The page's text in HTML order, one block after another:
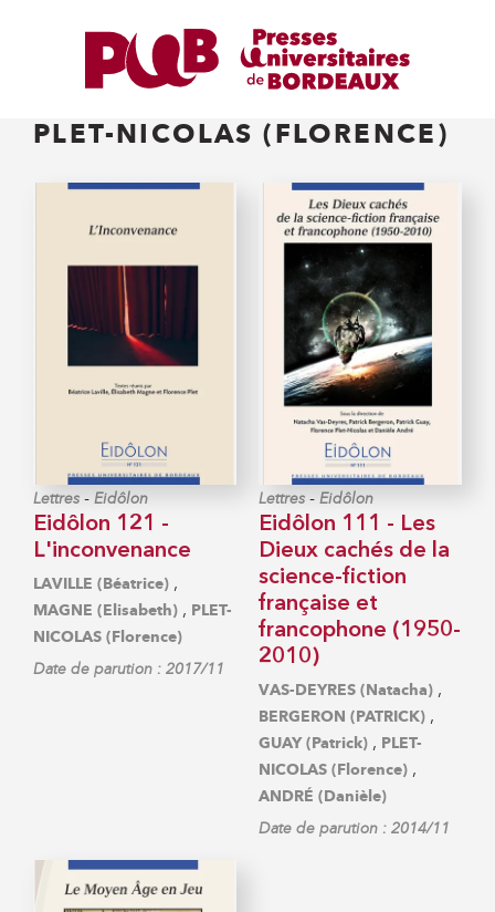
PLET-NICOLAS (FLORENCE)
Lettres - Eidôlon
Eidôlon 121 -
L'inconvenance
LAVILLE (Béatrice) ,
MAGNE (Elisabeth) , PLET-
NICOLAS (Florence)
Date de parution : 2017/11
Lettres - Eidôlon
Eidôlon 111 - Les
Dieux cachés de la
science-fiction
française et
francophone (1950-
2010)
VAS-DEYRES (Natacha) ,
BERGERON (PATRICK) ,
GUAY (Patrick) , PLET-
NICOLAS (Florence) ,
ANDRÉ (Danièle)
Date de parution : 2014/11